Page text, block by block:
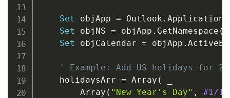
Set objApp = Outlook . Application
Set objNS = objApp . GetNamespace (
Set objCalendar = objApp .
' Example: Add US holidays for
    holidaysArr
= Array (
        Array
( "New Year's Day" ,
#1/1/